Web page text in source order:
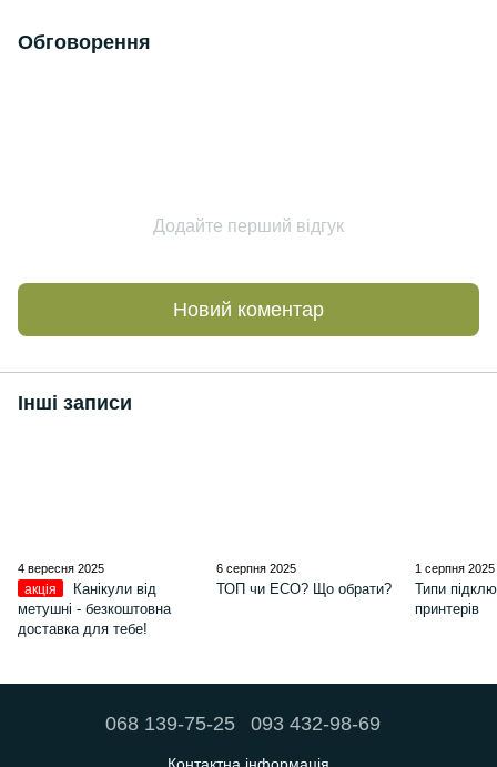
Обговорення
Додайте перший відгук
Новий коментар
Інші записи
4 вересня 2025
акція
Канікули від
метушні - безкоштовна
доставка для тебе!
6 серпня 2025
ТОП чи ЕСО? Що обрати?
1 серпня 2025
Типи
принтерів
068 139-75-25 093 432-98-69
Контактна інформація